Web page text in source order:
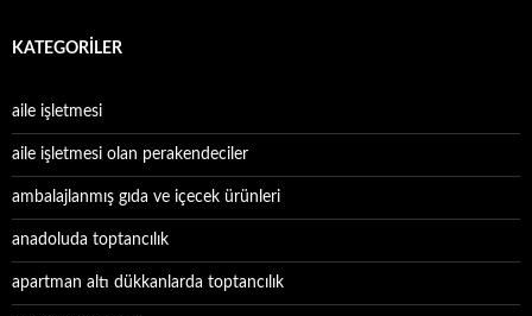
KATEGORILER
aile işletmesi
aile işletmesi olan perakendeciler
ambalajlanmış gıda ve içecek ürünleri
anadoluda toptancılık
apartman altı dükkanlarda toptancılık